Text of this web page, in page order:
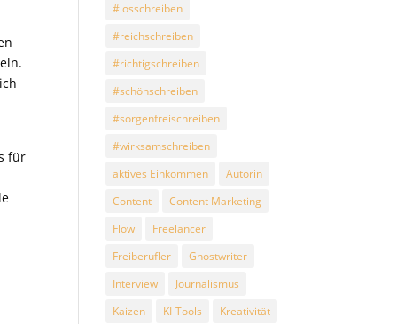
für
#losschreiben
#reichschreiben
#richtigschreiben
#schönschreiben
#sorgenfreischreiben
#wirksamschreiben
aktives Einkommen
Autorin
Content
Content Marketing
Flow
Freelancer
Freiberufler
Ghostwriter
Interview
Journalismus
Kaizen
KI-Tools
Kreativität